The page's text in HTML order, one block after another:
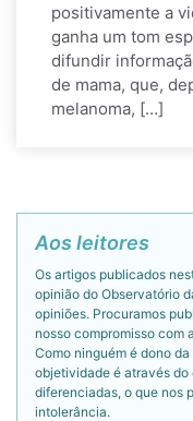
positivamente a
ganha um tom
difundir
de mama, que,
melanoma, […]
Aos leitores
Os artigos publicados
opinião do Observatório
opiniões. Procuramos
nosso compromisso com
Como ninguém é dono
objetividade é através
diferenciadas, o que nos
intolerância.